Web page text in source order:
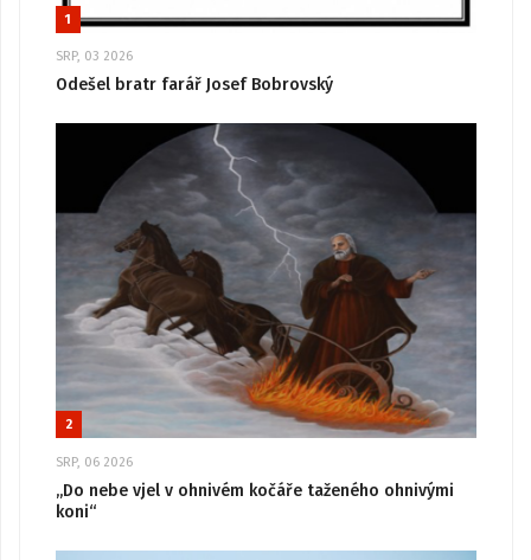
1
SRP, 03 2026
Odešel bratr farář Josef Bobrovský
2
SRP, 06 2026
„Do nebe vjel v ohnivém kočáře taženého ohnivými
koni“